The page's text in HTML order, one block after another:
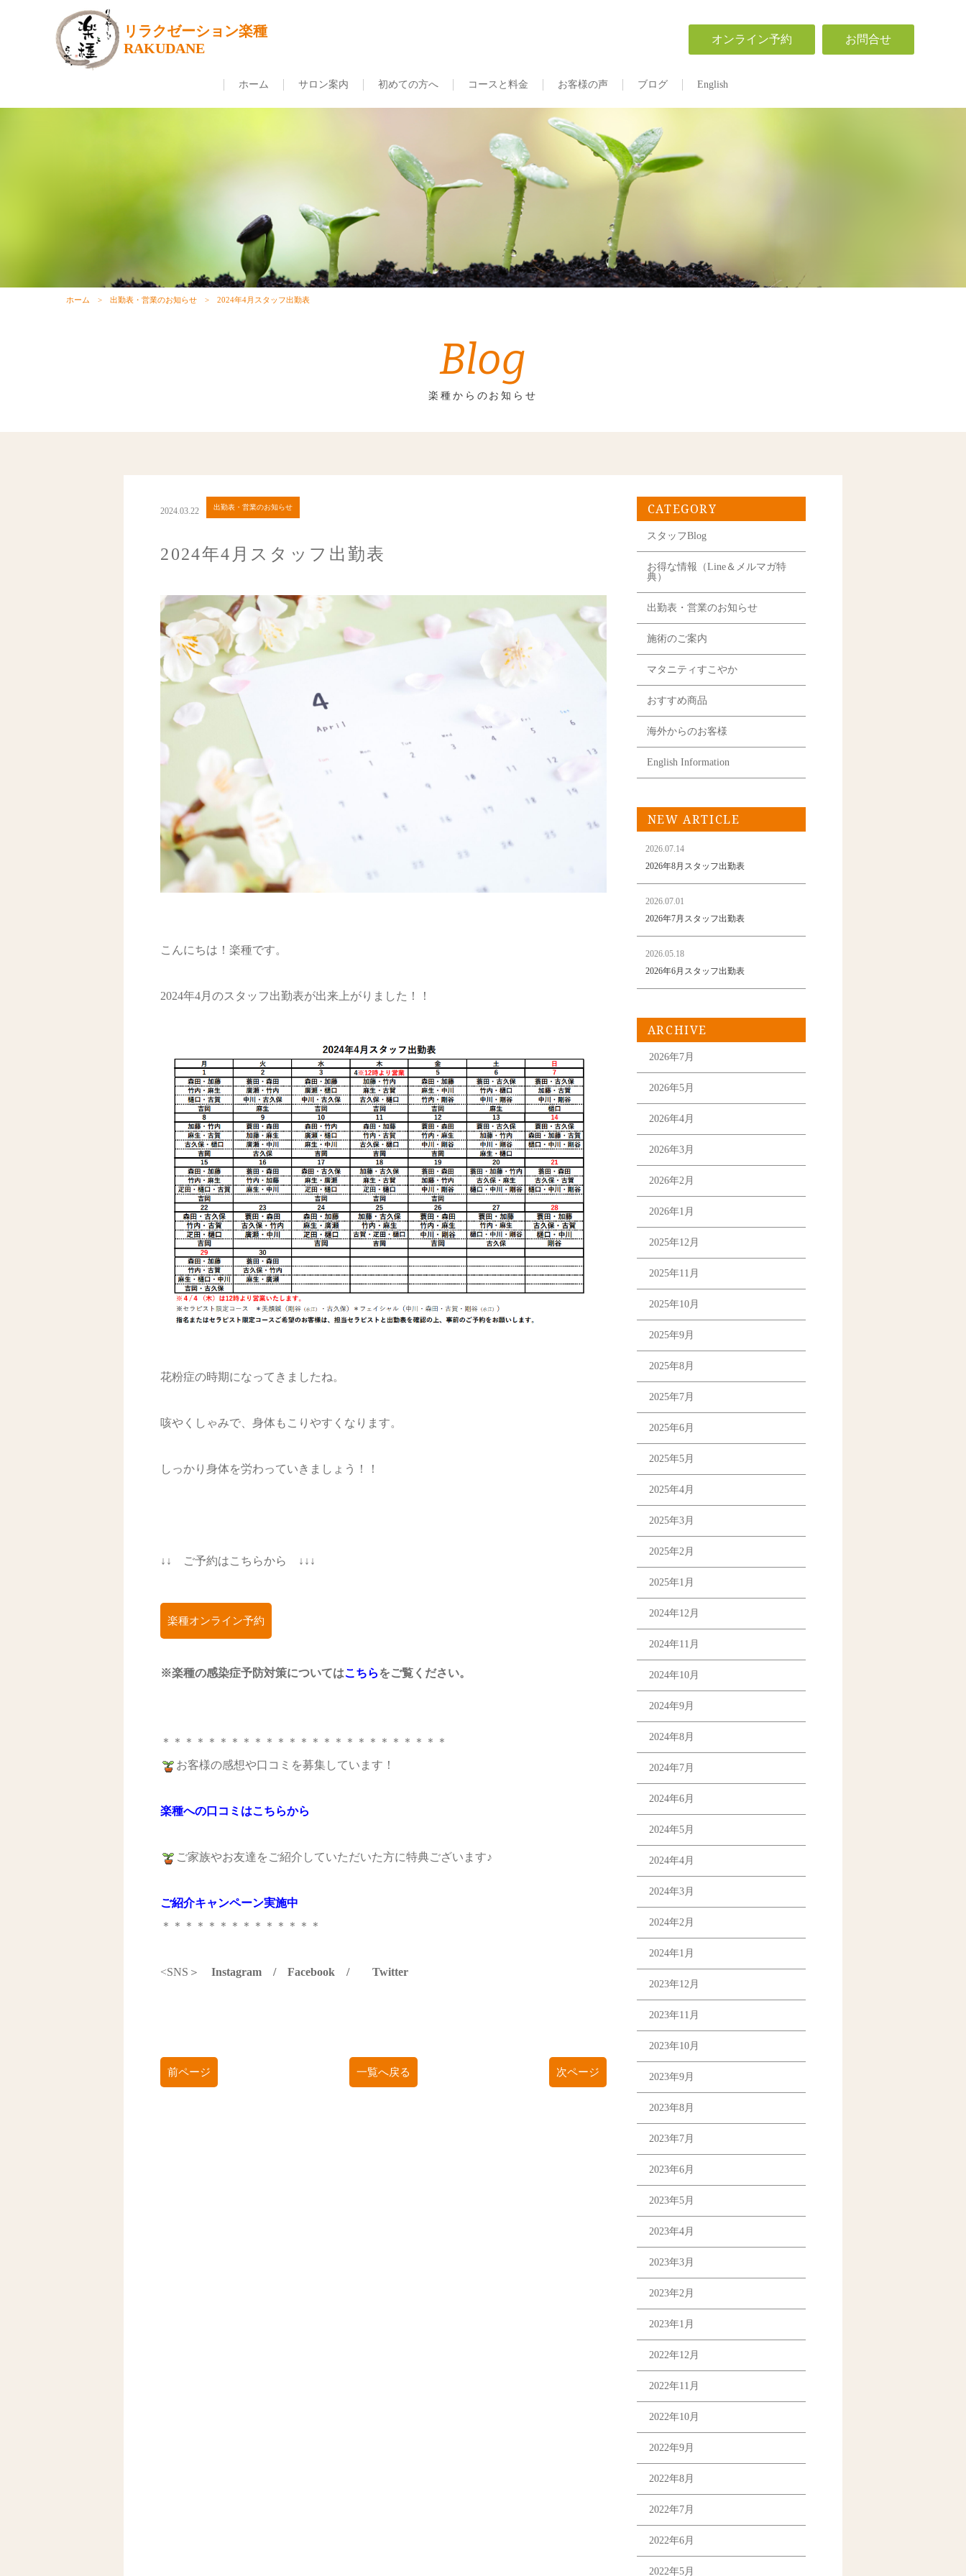
リラクゼーション楽種
RAKUDANE
オンライン予約 お問合せ
ホーム サロン案内 初めての方へ コースと料金 お客様の声 ブログ English
ホーム 出勤表・営業のお知らせ 2024年4月スタッフ出勤表
Blog
楽種からのお知らせ
2024.03.22 出勤表・営業のお知らせ
2024年4月スタッフ出勤表
こんにちは！楽種です。
2024年4月のスタッフ出勤表が出来上がりました！！
花粉症の時期になってきましたね。
咳やくしゃみで、身体もこりやすくなります。
しっかり身体を労わっていきましょう！！
↓↓ ご予約はこちらから ↓↓↓
楽種オンライン予約
※楽種の感染症予防対策についてはこちらをご覧ください。
＊＊＊＊＊＊＊＊＊＊＊＊＊＊＊＊＊＊＊＊＊＊＊＊＊
お客様の感想や口コミを募集しています！
楽種への口コミはこちらから
ご家族やお友達をご紹介していただいた方に特典ございます♪
ご紹介キャンペーン実施中
＊＊＊＊＊＊＊＊＊＊＊＊＊＊
<SNS＞Instagram /Facebook /Twitter
前ページ 一覧へ戻る 次ページ
CATEGORY
スタッフBlog
お得な情報（Line＆メルマガ特
典）
出勤表・営業のお知らせ
施術のご案内
マタニティすこやか
おすすめ商品
海外からのお客様
English Information
NEW ARTICLE
2026.07.14
2026年8月スタッフ出勤表
2026.07.01
2026年7月スタッフ出勤表
2026.05.18
2026年6月スタッフ出勤表
ARCHIVE
2026年7月
2026年5月
2026年4月
2026年3月
2026年2月
2026年1月
2025年12月
2025年11月
2025年10月
2025年9月
2025年8月
2025年7月
2025年6月
2025年5月
2025年4月
2025年3月
2025年2月
2025年1月
2024年12月
2024年11月
2024年10月
2024年9月
2024年8月
2024年7月
2024年6月
2024年5月
2024年4月
2024年3月
2024年2月
2024年1月
2023年12月
2023年11月
2023年10月
2023年9月
2023年8月
2023年7月
2023年6月
2023年5月
2023年4月
2023年3月
2023年2月
2023年1月
2022年12月
2022年11月
2022年10月
2022年9月
2022年8月
2022年7月
2022年6月
2022年5月